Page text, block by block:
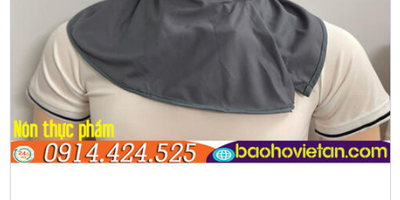
mới 100% chưa qua sử dụng - Hàng cam kết
giống mẫu 100%.
Bảo hộ người mua:
Hoàn trả tiền đầy đủ nếu bạn
không nhận được món hàng của bạn Hoàn tiền
Toàn bộ hoặc Một phần, nếu sản phẩm không
như được mô tả.